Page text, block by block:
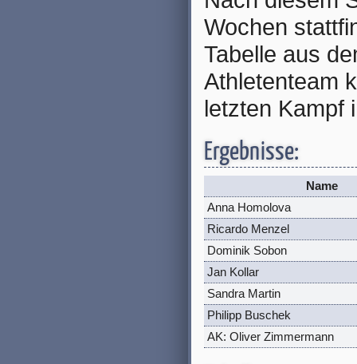
Wochen
Tabelle aus
Athletenteam
letzten Kampf
Ergebnisse:
Name
Anna Homolova
Ricardo Menzel
Dominik Sobon
Jan Kollar
Sandra Martin
Philipp Buschek
AK: Oliver Zimmermann